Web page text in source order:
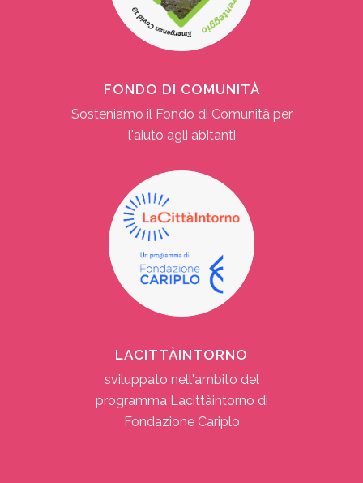
FONDO DI COMUNITÀ
Sosteniamo il Fondo di Comunità per
l'aiuto agli abitanti
LACITTÀINTORNO
sviluppato nell'ambito del
programma Lacittàintorno di
Fondazione Cariplo